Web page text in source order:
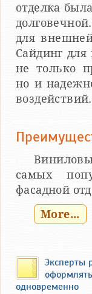
отделка
для
Сайдинг для
не только
но и
воздействий.
самых
фасадной
More...
Эксперты
одновременно